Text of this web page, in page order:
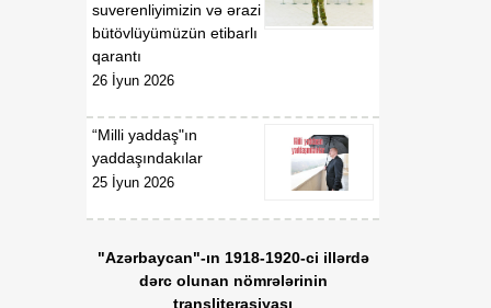
Azərbaycan Respublikası
Nazirlər Kabinetinin 2020-
ci il 6 may tarixli 165
nömrəli Qərarı ilə təsdiq
dayandırıldığı, bərpa və
ya ləğv edildiyi barədə
Azərbaycan
Gömrük Komitəsinə
lisenziyaların və icazələrin
01:54
suverenliyimizin və ərazi
bütövlüyümüzün etibarlı
qarantı
26 İyun 2026
“Milli yaddaş"ın
yaddaşındakılar
25 İyun 2026
"Azərbaycan"-ın 1918-1920-ci illərdə
dərc olunan nömrələrinin
transliterasiyası